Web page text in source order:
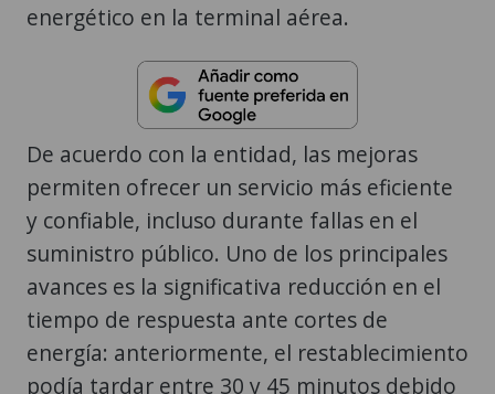
energético en la terminal aérea.
De acuerdo con la entidad, las mejoras
permiten ofrecer un servicio más eficiente
y confiable, incluso durante fallas en el
suministro público. Uno de los principales
avances es la significativa reducción en el
tiempo de respuesta ante cortes de
energía: anteriormente, el restablecimiento
podía tardar entre 30 y 45 minutos debido